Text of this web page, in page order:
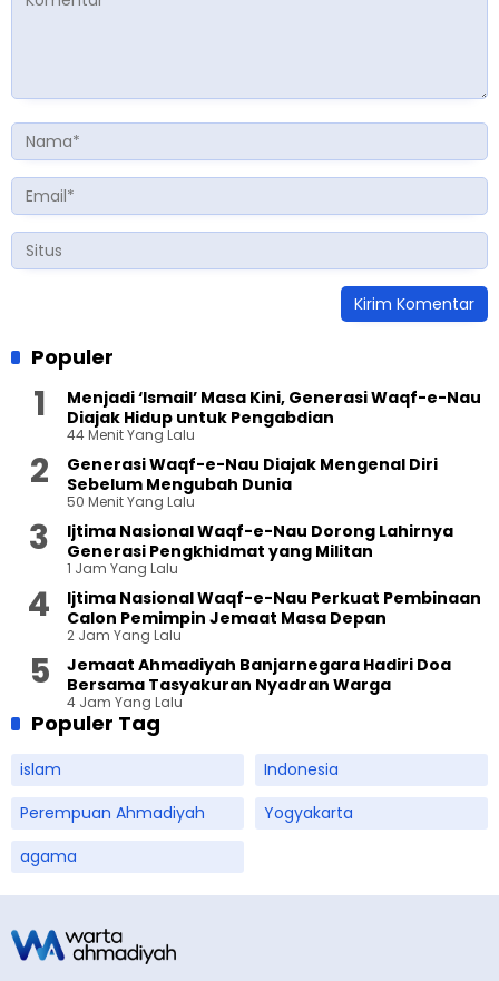
Populer
Menjadi ‘Ismail’ Masa Kini, Generasi Waqf-e-Nau
Diajak Hidup untuk Pengabdian
44 Menit Yang Lalu
Generasi Waqf-e-Nau Diajak Mengenal Diri
Sebelum Mengubah Dunia
50 Menit Yang Lalu
Ijtima Nasional Waqf-e-Nau Dorong Lahirnya
Generasi Pengkhidmat yang Militan
1 Jam Yang Lalu
Ijtima Nasional Waqf-e-Nau Perkuat Pembinaan
Calon Pemimpin Jemaat Masa Depan
2 Jam Yang Lalu
Jemaat Ahmadiyah Banjarnegara Hadiri Doa
Bersama Tasyakuran Nyadran Warga
4 Jam Yang Lalu
Populer Tag
islam
Indonesia
Perempuan Ahmadiyah
Yogyakarta
agama